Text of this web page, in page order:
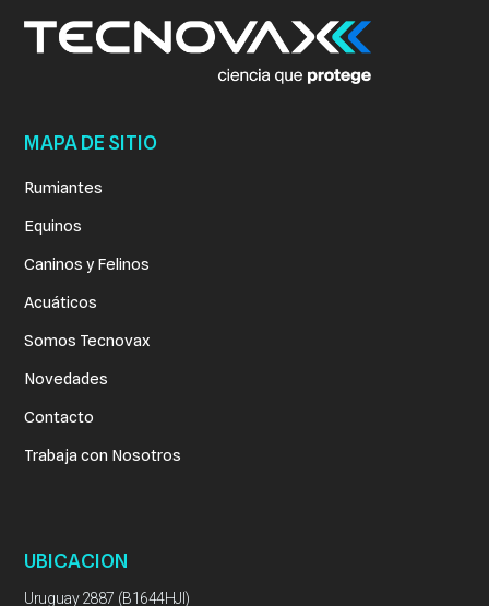
MAPA DE SITIO
Rumiantes
Equinos
Caninos y Felinos
Acuáticos
Somos Tecnovax
Novedades
Contacto
Trabaja con Nosotros
UBICACION
Uruguay 2887 (B1644HJI)